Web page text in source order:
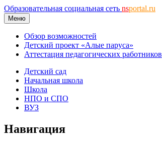
Образовательная социальная сеть nsportal.ru
Меню
Обзор возможностей
Детский проект «Алые паруса»
Аттестация педагогических работников
Детский сад
Начальная школа
Школа
НПО и СПО
ВУЗ
Навигация